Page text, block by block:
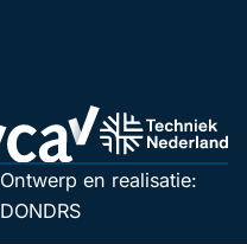
Ontwerp en realisatie:
DONDRS